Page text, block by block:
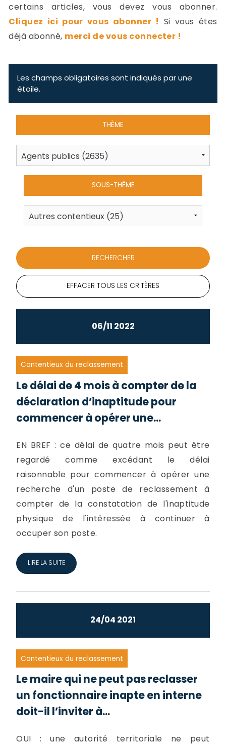
certains articles, vous devez vous abonner.
Cliquez ici pour vous abonner ! Si vous êtes
déjà abonné, merci de vous connecter !
Les champs obligatoires sont indiqués par une
étoile.
THÈME
SOUS-THÈME
EFFACER TOUS LES CRITÈRES
06/11 2022
Contentieux du reclassement
Le délai de 4 mois à compter de la
déclaration d’inaptitude pour
commencer à opérer une...
EN BREF : ce délai de quatre mois peut être
regardé comme excédant le délai
raisonnable pour commencer à opérer une
recherche d'un poste de reclassement à
compter de la constatation de l'inaptitude
physique de l'intéressée à continuer à
occuper son poste.
LIRE LA SUITE
24/04 2021
Contentieux du reclassement
Le maire qui ne peut pas reclasser
un fonctionnaire inapte en interne
doit-il l’inviter à...
OUI : une autorité territoriale ne peut